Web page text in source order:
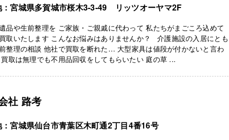
：宮城県多賀城市桜木3-3-49 リッツオーヤマ2F
品や生前整理を ご家族・ご親戚に代わって 私たちがまごころ込めて
取いたします こんなお悩みはありませんか？ 介護施設の入居にとも
整理の相談 他社で買取を断れた… 大型家具は値段が付かないと言わ
取は無理でも不用品回収をしてもらいたい 庭の草 ...
社 路考
：宮城県仙台市青葉区木町通2丁目4番16号